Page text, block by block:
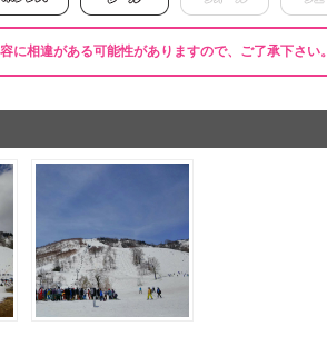
相違がある可能性がありますので、ご了承下さい。